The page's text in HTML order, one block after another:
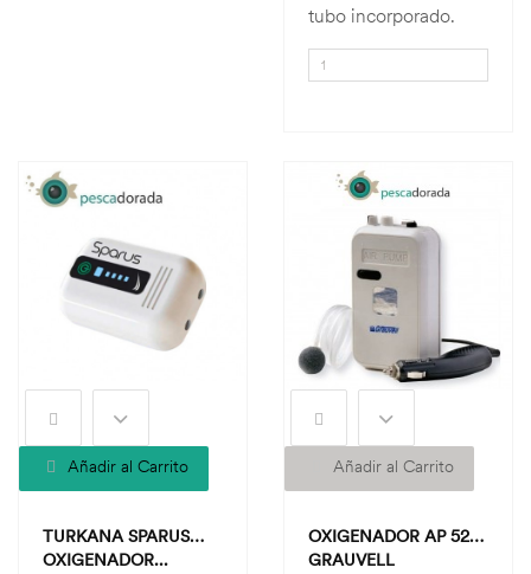
tubo incorporado.
Añadir al Carrito
TURKANA SPARUS
OXIGENADOR...
Añadir al Carrito
OXIGENADOR AP 522
GRAUVELL